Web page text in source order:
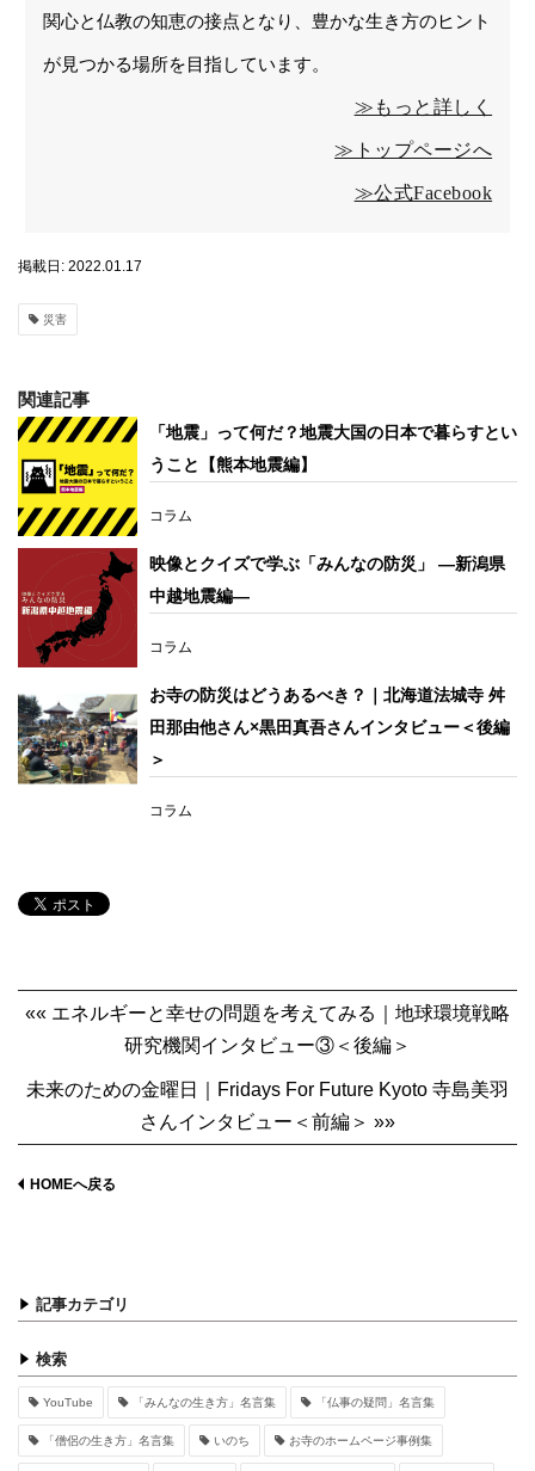
関心と仏教の知恵の接点となり、豊かな生き方のヒント
が見つかる場所を目指しています。
≫もっと詳しく
≫トップページへ
≫公式Facebook
掲載日: 2022.01.17
災害
関連記事
「地震」って何だ？地震大国の日本で暮らすとい
うこと【熊本地震編】
コラム
映像とクイズで学ぶ「みんなの防災」 ―新潟県
中越地震編―
コラム
お寺の防災はどうあるべき？｜北海道法城寺 舛
田那由他さん×黒田真吾さんインタビュー＜後編
＞
コラム
«« エネルギーと幸せの問題を考えてみる｜地球環境戦略
研究機関インタビュー③＜後編＞
未来のための金曜日｜Fridays For Future Kyoto 寺島美羽
さんインタビュー＜前編＞ »»
HOMEへ戻る
記事カテゴリ
検索
YouTube 「みんなの生き方」名言集 「仏事の疑問」名言集
「僧侶の生き方」名言集 いのち お寺のホームページ事例集